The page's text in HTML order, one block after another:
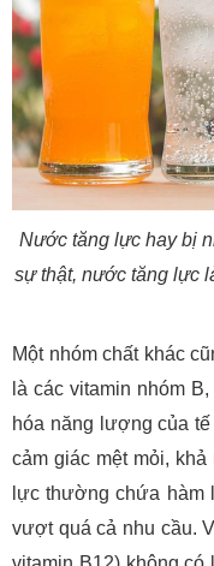
Nước tăng lực hay bị
sự thật, nước tăng lực
Một nhóm chất khác
là các vitamin nhóm
hóa năng lượng của
cảm giác mệt mỏi,
lực thường chứa hàm
vượt quá cả nhu cầu.